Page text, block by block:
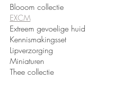
Blooom collectie
EXCM
Extreem gevoelige huid
Kennismakingsset
Lipverzorging
Miniaturen
Thee collectie